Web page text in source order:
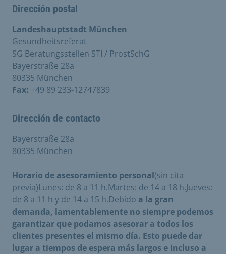
Dirección postal
Landeshauptstadt München
Gesundheitsreferat
SG Beratungsstellen STI / ProstSchG
Bayerstraße 28a
80335 München
Fax: +49 89 233-12747839
Dirección de contacto
Bayerstraße 28a
80335 München
Horario de asesoramiento personal(sin cita
previa)Lunes: de 8 a 11 h.Martes: de 14 a 18 h.Jueves:
de 8 a 11 h y de 14 a 15 h.Debido a la gran
demanda, lamentablemente no siempre podemos
garantizar que podamos asesorar a todos los
clientes presentes el mismo día. Esto puede dar
lugar a tiempos de espera más largos e incluso a